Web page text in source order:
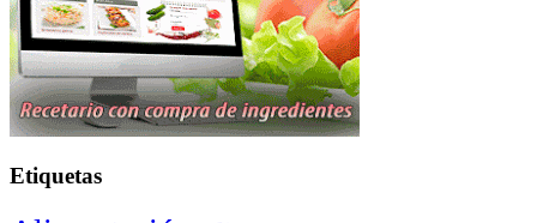
Etiquetas